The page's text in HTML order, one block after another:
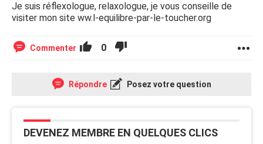
Je suis réflexologue, relaxologue, je vous conseille de
visiter mon site ww.l-equilibre-par-le-toucher.org
Commenter 0
Répondre Posez votre question
DEVENEZ MEMBRE EN QUELQUES CLICS